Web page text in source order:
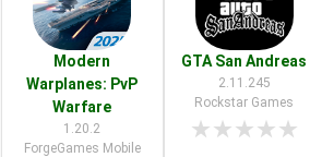
Modern
Warplanes: PvP
Warfare
1.20.2
ForgeGames Mobile
GTA San Andreas
2.11.245
Rockstar Games
★★★★★